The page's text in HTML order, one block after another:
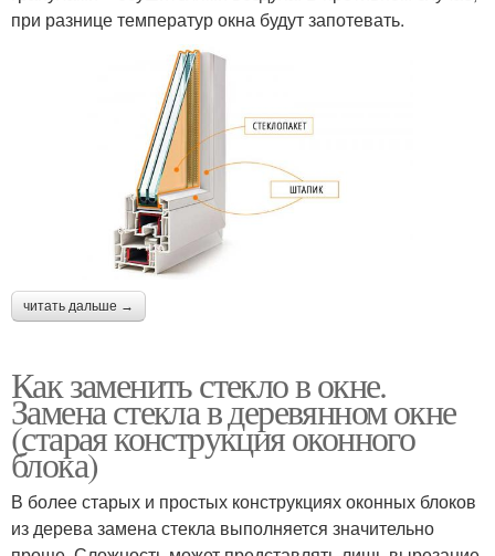
при разнице температур окна будут запотевать.
читать дальше →
Как заменить стекло в окне.
Замена стекла в деревянном окне
(старая конструкция оконного
блока)
В более старых и простых конструкциях оконных блоков
из дерева замена стекла выполняется значительно